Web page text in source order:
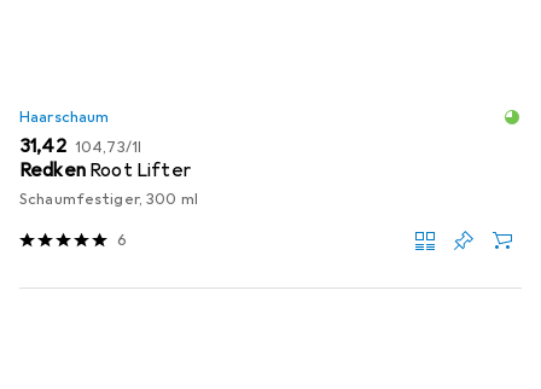
Haarschaum
EUR
31,42 EUR
104,73/1l
Redken Root Lifter
Schaumfestiger, 300 ml
6